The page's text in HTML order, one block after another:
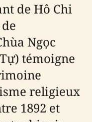
de Hô Chi
Ngọc
témoigne
religieux
1892 et